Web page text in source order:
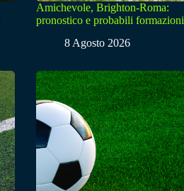
Amichevole, Brighton-Roma:
pronostico e probabili formazioni
8 Agosto 2026